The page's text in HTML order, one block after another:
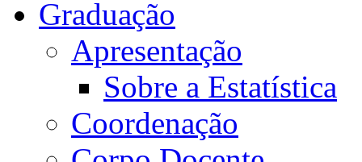
Graduação
Apresentação
Sobre a Estatística
Coordenação